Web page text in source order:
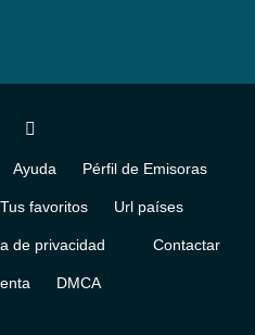
Ayuda Pérfil de Emisoras
Tus favoritos Url países
de privacidad Contactar
DMCA